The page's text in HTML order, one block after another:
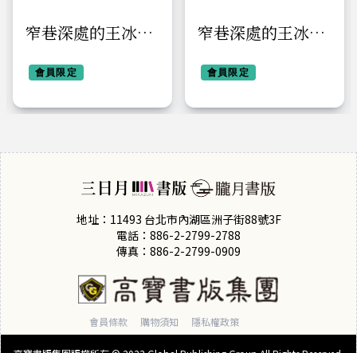
窄巷深處的王冰
會員限定
窄巷深處的王冰
會員限定
地址：11493 台北市內湖區洲子街88號3F
電話：886-2-2799-2788
傳真：886-2-2799-0909
會員條款 購物須知 隱私權政策